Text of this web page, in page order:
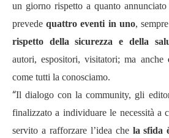
un giorno rispetto a quanto
prevedequattro eventi in uno,
rispetto della sicurezza e della
autori, espositori, visitatori; ma anche
come tutti la conosciamo.
“Il dialogo con la community, gli
finalizzato a individuare le necessità a
servito a rafforzare l’idea che la sfida